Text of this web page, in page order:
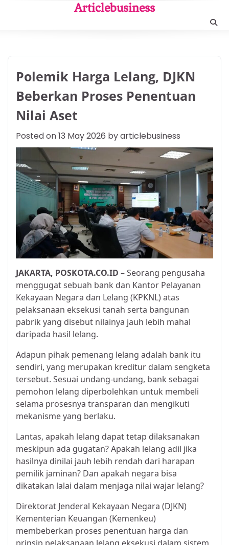
Articlebusiness
Polemik Harga Lelang, DJKN
Beberkan Proses Penentuan
Nilai Aset
Posted on13 May 2026 byarticlebusiness
JAKARTA, POSKOTA.CO.ID – Seorang pengusaha
menggugat sebuah bank dan Kantor Pelayanan
Kekayaan Negara dan Lelang (KPKNL) atas
pelaksanaan eksekusi tanah serta bangunan
pabrik yang disebut nilainya jauh lebih mahal
daripada hasil lelang.
Adapun pihak pemenang lelang adalah bank itu
sendiri, yang merupakan kreditur dalam sengketa
tersebut. Sesuai undang-undang, bank sebagai
pemohon lelang diperbolehkan untuk membeli
selama prosesnya transparan dan mengikuti
mekanisme yang berlaku.
Lantas, apakah lelang dapat tetap dilaksanakan
meskipun ada gugatan? Apakah lelang adil jika
hasilnya dinilai jauh lebih rendah dari harapan
pemilik jaminan? Dan apakah negara bisa
dikatakan lalai dalam menjaga nilai wajar lelang?
Direktorat Jenderal Kekayaan Negara (DJKN)
Kementerian Keuangan (Kemenkeu)
membeberkan proses penentuan harga dan